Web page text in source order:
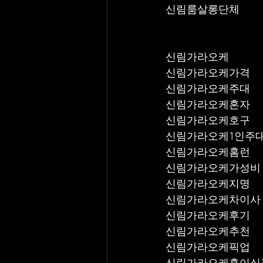
신림룸살롱단체
신림가라오케
신림가라오케가격
신림가라오케주대
신림가라오케혼자
신림가라오케호구
신림가라오케1인주
신림가라오케홈런
신림가라오케가성비
신림가라오케지명
신림가라오케차이사
신림가라오케후기
신림가라오케추천